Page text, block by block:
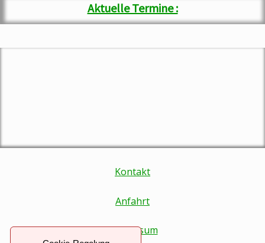
Aktuelle Termine :
Kontakt
Anfahrt
Impressum